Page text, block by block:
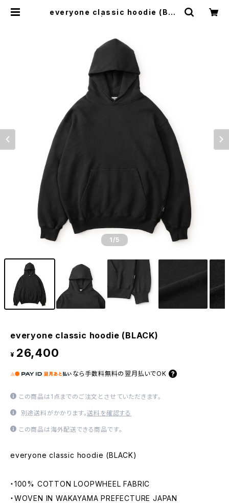
everyone classic hoodie (BLA
1/5
everyone classic hoodie (BLACK)
¥ 26,400
なら 手数料無料の 翌月払いでOK
この商品は1点までのご注文とさせていただきます。
別途送料がかかります。送料を確認する
この商品は海外配送できる商品です。
everyone classic hoodie (BLACK)
・100% COTTON LOOPWHEEL FABRIC
・WOVEN IN WAKAYAMA PREFECTURE JAPAN